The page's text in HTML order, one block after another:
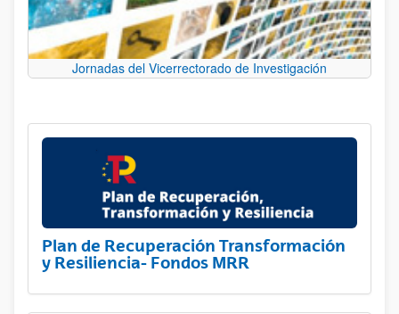
Jornadas del Vicerrectorado de Investigación
Plan de Recuperación Transformación
y Resiliencia- Fondos MRR